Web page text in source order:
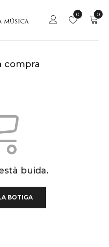
0
0
compra
buida.
BOTIGA